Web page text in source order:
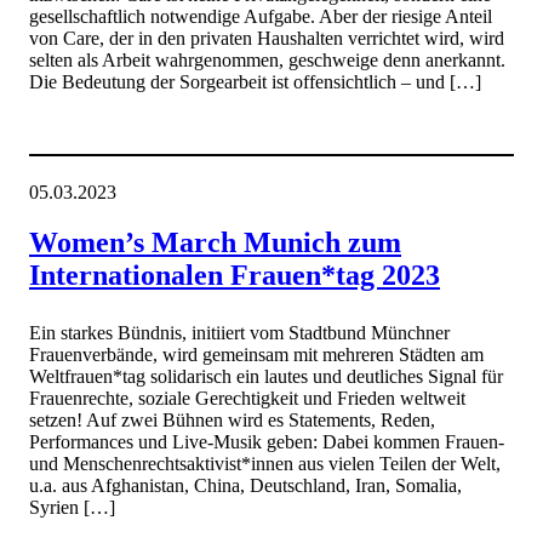
gesellschaftlich notwendige Aufgabe. Aber der riesige Anteil
von Care, der in den privaten Haushalten verrichtet wird, wird
selten als Arbeit wahrgenommen, geschweige denn anerkannt.
Die Bedeutung der Sorgearbeit ist offensichtlich – und […]
05.03.2023
Women’s March Munich zum
Internationalen Frauen*tag 2023
Ein starkes Bündnis, initiiert vom Stadtbund Münchner
Frauenverbände, wird gemeinsam mit mehreren Städten am
Weltfrauen*tag solidarisch ein lautes und deutliches Signal für
Frauenrechte, soziale Gerechtigkeit und Frieden weltweit
setzen! Auf zwei Bühnen wird es Statements, Reden,
Performances und Live-Musik geben: Dabei kommen Frauen-
und Menschenrechtsaktivist*innen aus vielen Teilen der Welt,
u.a. aus Afghanistan, China, Deutschland, Iran, Somalia,
Syrien […]